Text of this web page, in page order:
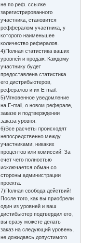
не по реф. ссылке
зарегистрированного
участника, становится
реффералом участника, у
которого наименьшее
количество рефералов.
4)Полная статистика ваших
уровней и продаж. Каждому
участнику будет
предоставлена статистика
его дистрибьютеров,
рефералов и их E-mail.
5)Мгновенное уведомление
на E-mail, о новом реферале,
заказе и подтверждении
заказа уровня.
6)Все расчеты происходят
непосредственно между
участниками, никаких
процентов или комиссий! За
счет чего полностью
исключается обман со
стороны администрации
проекта.
7)Полная свобода действий!
После того, как вы приобрели
один из уровней и ваш
дистибьютер подтвердил его,
вы сразу можете делать
заказ на следующий уровень,
не дожидаясь допустимого